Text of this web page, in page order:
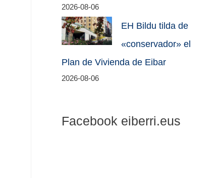
2026-08-06
EH Bildu tilda de
«conservador» el
Plan de Vivienda de Eibar
2026-08-06
Facebook eiberri.eus